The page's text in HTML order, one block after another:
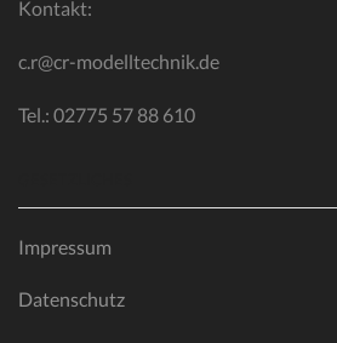
Kontakt:
c.r@cr-modelltechnik.de
Tel.: 02775 57 88 610
Impressum
Datenschutz